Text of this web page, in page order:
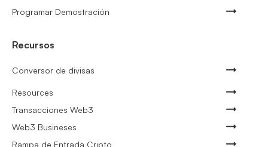
Programar Demostración
Recursos
Conversor de divisas
Resources
Transacciones Web3
Web3 Busineses
Rampa de Entrada Cripto